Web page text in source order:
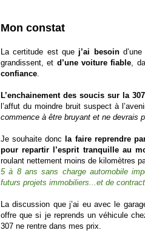
Mon constat
La certitude est que j’ai besoind’une
grandissent, et d’une voiture fiable ,
confiance
L’enchainement des soucis sur la
l’affut du moindre bruit suspect à
commence à être bruyant et ne devrais
Je souhaite donc la faire reprendre
pour repartir l’esprit tranquille au
roulant nettement moins de kilomètres
5 à 8 ans sans charge automobile
futurs projets immobiliers...et de
La discussion que j’ai eu avec le
offre que si je reprends un véhicule
307 ne rentre dans mes prix.